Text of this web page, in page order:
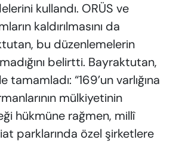
kullandı. ORÜS ve
kaldırılmasını da
bu düzenlemelerin
belirtti. Bayraktutan,
tamamladı: “169’un varlığına
mülkiyetinin
hükmüne rağmen, millî
parklarında özel şirketlere